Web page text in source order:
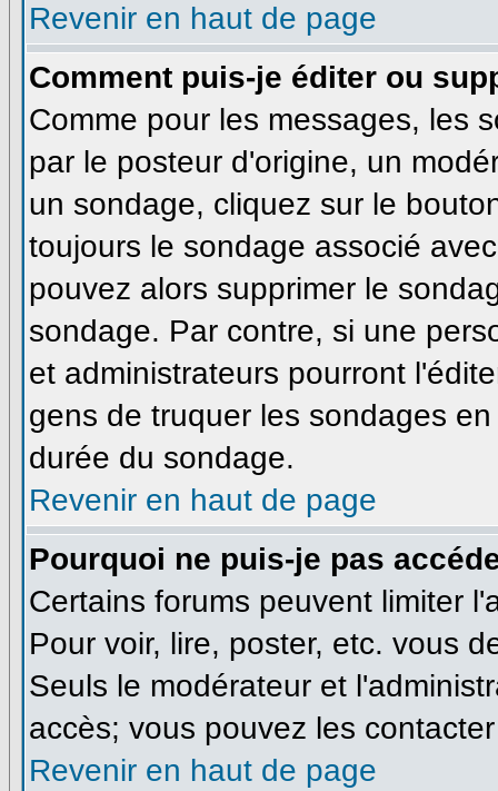
Revenir en haut de page
Comment puis-je éditer ou
Comme pour les messages, les
par le posteur d'origine, un
un sondage, cliquez sur le
toujours le sondage associé
pouvez alors supprimer le
sondage. Par contre, si une
et administrateurs pourront
gens de truquer les sondages
durée du sondage.
Revenir en haut de page
Pourquoi ne puis-je pas
Certains forums peuvent limiter
Pour voir, lire, poster, etc. vous
Seuls le modérateur et
accès; vous pouvez les
Revenir en haut de page